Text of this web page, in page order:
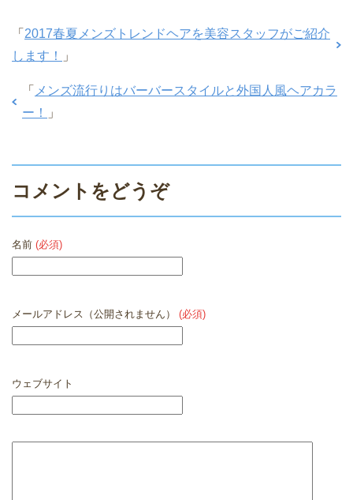
「 2017春夏メンズトレンドヘアを美容スタッフがご紹介
します！
」
「 メンズ流行りはバーバースタイルと外国人風ヘアカラ
ー！
」
コメントをどうぞ
名前 (必須)
メールアドレス（公開されません） (必須)
ウェブサイト